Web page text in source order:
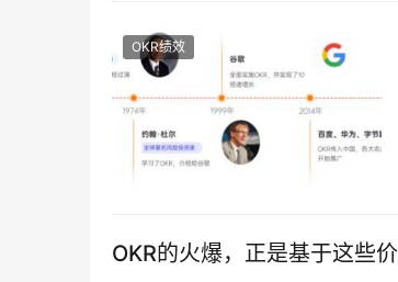
OKR绩效
OKR的火爆，正是基于这些